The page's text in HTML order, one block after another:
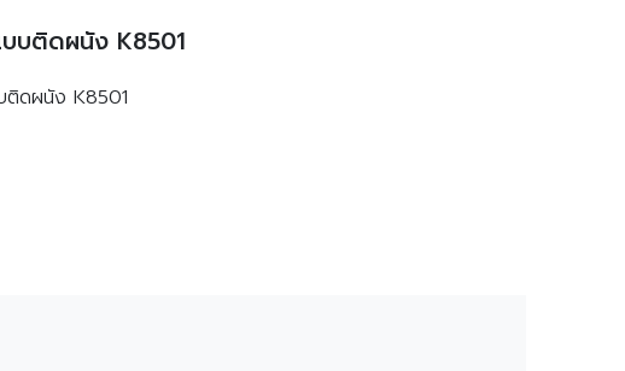
บติดผนัง K8501
ติดผนัง K8501